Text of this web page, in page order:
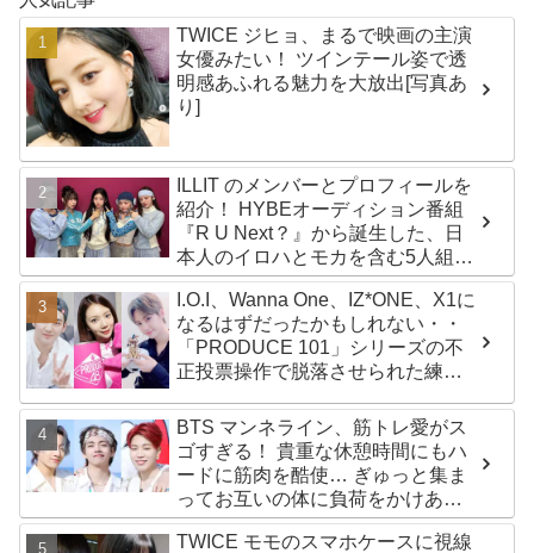
TWICE ジヒョ、まるで映画の主演
女優みたい！ ツインテール姿で透
明感あふれる魅力を大放出[写真あ
り]
ILLIT のメンバーとプロフィールを
紹介！ HYBEオーディション番組
『R U Next？』から誕生した、日
本人のイロハとモカを含む5人組ガ
ールズグループ！ デビュー曲
「Magnetic」がいきなりの大ヒッ
ト
I.O.I、Wanna One、IZ*ONE、X1に
なるはずだったかもしれない・・
「PRODUCE 101」シリーズの不
正投票操作で脱落させられた練習
BTS マンネライン、筋トレ愛がス
ゴすぎる！ 貴重な休憩時間にもハ
ードに筋肉を酷使… ぎゅっと集ま
ってお互いの体に負荷をかけあう
３人のトレーニング風景がかわい
すぎるとファンくぎづけ
TWICE モモのスマホケースに視線